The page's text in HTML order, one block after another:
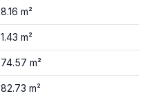
8.16 m²
1.43 m²
74.57 m²
82.73 m²